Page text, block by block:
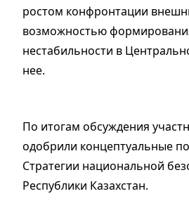
ростом конфронтации
возможностью
нестабильности в
нее.
По итогам обсуждения
одобрили концептуальные
Стратегии национальной
Республики Казахстан.